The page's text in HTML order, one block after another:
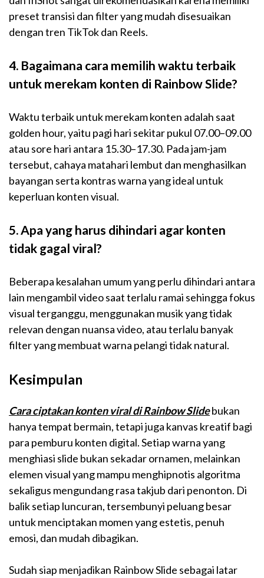
preset transisi dan filter yang mudah disesuaikan
dengan tren TikTok dan Reels.
4. Bagaimana cara memilih waktu terbaik
untuk merekam konten di Rainbow Slide?
Waktu terbaik untuk merekam konten adalah saat
golden hour, yaitu pagi hari sekitar pukul 07.00–09.00
atau sore hari antara 15.30–17.30. Pada jam-jam
tersebut, cahaya matahari lembut dan menghasilkan
bayangan serta kontras warna yang ideal untuk
keperluan konten visual.
5. Apa yang harus dihindari agar konten
tidak gagal viral?
Beberapa kesalahan umum yang perlu dihindari antara
lain mengambil video saat terlalu ramai sehingga fokus
visual terganggu, menggunakan musik yang tidak
relevan dengan nuansa video, atau terlalu banyak
filter yang membuat warna pelangi tidak natural.
Kesimpulan
Cara ciptakan konten viral di Rainbow Slidebukan
hanya tempat bermain, tetapi juga kanvas kreatif bagi
para pemburu konten digital. Setiap warna yang
menghiasi slide bukan sekadar ornamen, melainkan
elemen visual yang mampu menghipnotis algoritma
sekaligus mengundang rasa takjub dari penonton. Di
balik setiap luncuran, tersembunyi peluang besar
untuk menciptakan momen yang estetis, penuh
emosi, dan mudah dibagikan.
Sudah siap menjadikan Rainbow Slide sebagai latar